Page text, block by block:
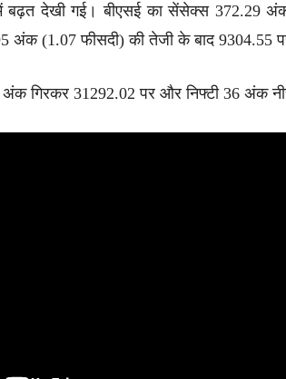
बढ़त देखी गई। बीएसई का सेंसेक्स 372.29
अंक (1.07 फीसदी) की तेजी के बाद 9304.55
गिरकर 31292.02 पर और निफ्टी 36 अंक